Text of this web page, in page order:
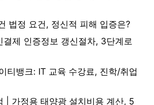
법정 요건, 정신적 피해 입증은?
결제 인증정보 갱신절차, 3단계로
티뱅크: IT 교육 수강료, 진학/취업
| 가정용 태양광 설치비용 계산, 5